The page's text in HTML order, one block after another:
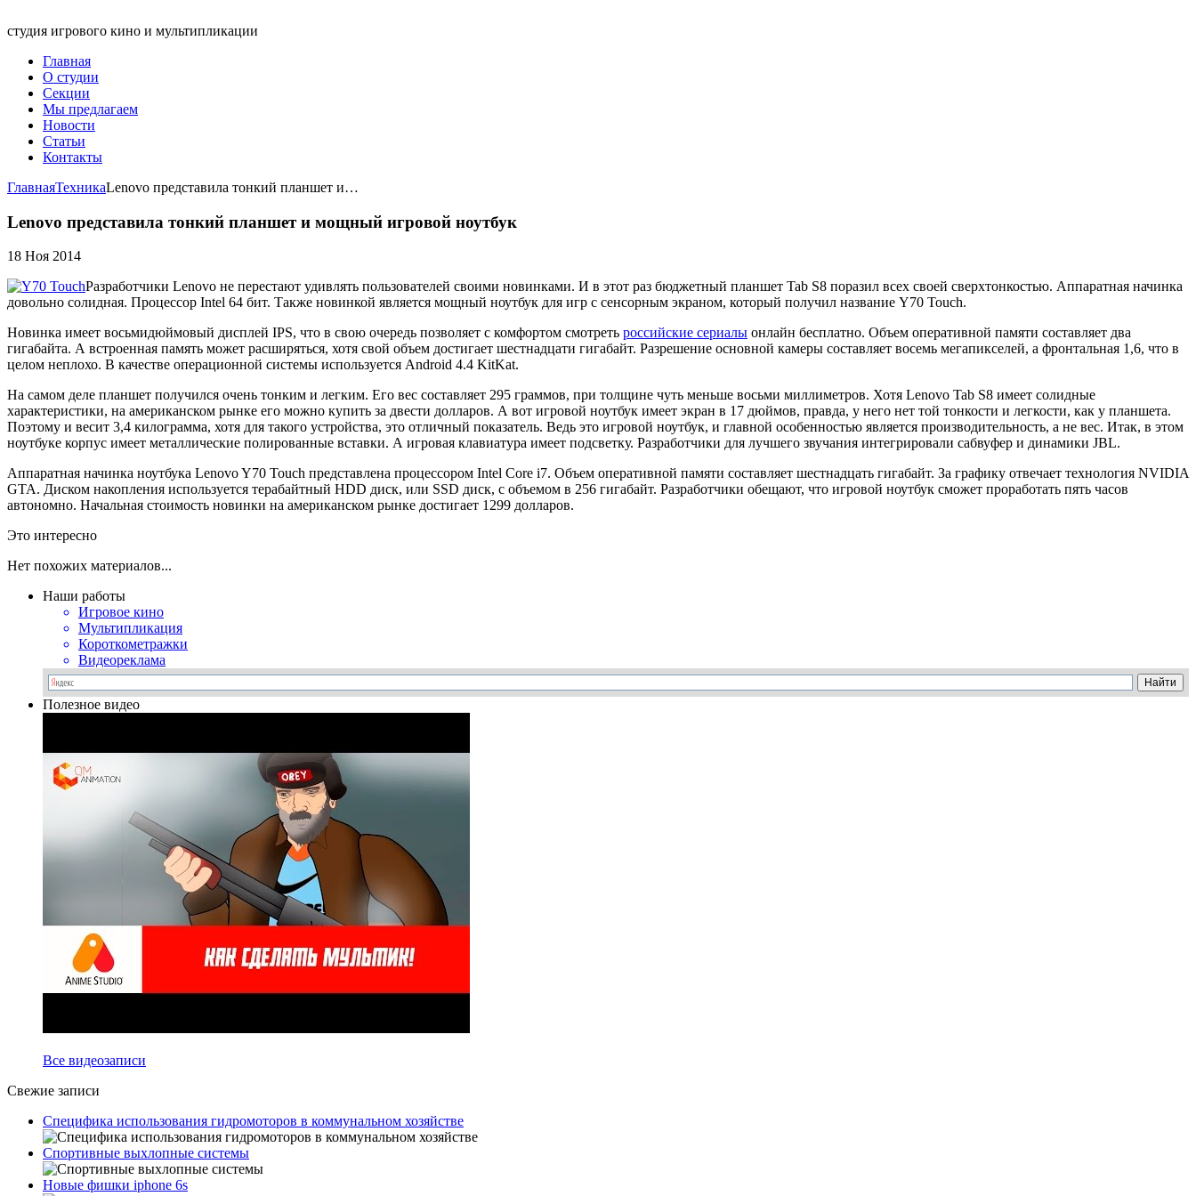
студия игрового кино и мультипликации
Главная
О студии
Секции
Мы предлагаем
Новости
Статьи
Контакты
ГлавнаяТехникаLenovo представила тонкий планшет и…
Lenovo представила тонкий планшет и мощный игровой ноутбук
18 Ноя 2014
Разработчики Lenovo не перестают удивлять пользователей своими новинками. И в этот раз бюджетный планшет Tab S8 поразил всех своей сверхтонкостью. Аппаратная начинка
довольно солидная. Процессор Intel 64 бит. Также новинкой является мощный ноутбук для игр с сенсорным экраном, который получил название Y70 Touch.
Новинка имеет восьмидюймовый дисплей IPS, что в свою очередь позволяет с комфортом смотреть российские сериалы онлайн бесплатно. Объем оперативной памяти составляет два
гигабайта. А встроенная память может расширяться, хотя свой объем достигает шестнадцати гигабайт. Разрешение основной камеры составляет восемь мегапикселей, а фронтальная 1,6, что в
целом неплохо. В качестве операционной системы используется Android 4.4 KitKat.
На самом деле планшет получился очень тонким и легким. Его вес составляет 295 граммов, при толщине чуть меньше восьми миллиметров. Хотя Lenovo Tab S8 имеет солидные
характеристики, на американском рынке его можно купить за двести долларов. А вот игровой ноутбук имеет экран в 17 дюймов, правда, у него нет той тонкости и легкости, как у планшета.
Поэтому и весит 3,4 килограмма, хотя для такого устройства, это отличный показатель. Ведь это игровой ноутбук, и главной особенностью является производительность, а не вес. Итак, в этом
ноутбуке корпус имеет металлические полированные вставки. А игровая клавиатура имеет подсветку. Разработчики для лучшего звучания интегрировали сабвуфер и динамики JBL.
Аппаратная начинка ноутбука Lenovo Y70 Touch представлена процессором Intel Core i7. Объем оперативной памяти составляет шестнадцать гигабайт. За графику отвечает технология NVIDIA
GTA. Диском накопления используется терабайтный HDD диск, или SSD диск, с объемом в 256 гигабайт. Разработчики обещают, что игровой ноутбук сможет проработать пять часов
автономно. Начальная стоимость новинки на американском рынке достигает 1299 долларов.
Это интересно
Нет похожих материалов...
Наши работы
Игровое кино
Мультипликация
Короткометражки
Видеореклама
Полезное видео
Все видеозаписи
Свежие записи
Специфика использования гидромоторов в коммунальном хозяйстве
Спортивные выхлопные системы
Новые фишки iphone 6s